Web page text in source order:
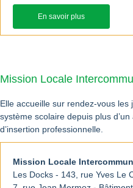
En savoir plus
Mission Locale
Elle accueille sur rendez-vous
système scolaire depuis plus
d’insertion professionnelle.
Mission Locale
Les Docks - 143, rue Yves Le